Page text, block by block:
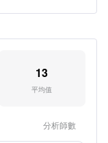
13
平均值
分析師數